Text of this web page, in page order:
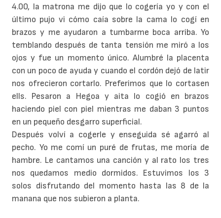
4.00, la matrona me dijo que lo cogería yo y con el
último pujo vi cómo caía sobre la cama lo cogí en
brazos y me ayudaron a tumbarme boca arriba. Yo
temblando después de tanta tensión me miró a los
ojos y fue un momento único. Alumbré la placenta
con un poco de ayuda y cuando el cordón dejó de latir
nos ofrecieron cortarlo. Preferimos que lo cortasen
ells. Pesaron a Hegoa y aita lo cogió en brazos
haciendo piel con piel mientras me daban 3 puntos
en un pequeño desgarro superficial.
Después volví a cogerle y enseguida sé agarró al
pecho. Yo me comí un puré de frutas, me moría de
hambre. Le cantamos una canción y al rato los tres
nos quedamos medio dormidos. Estuvimos los 3
solos disfrutando del momento hasta las 8 de la
manana que nos subieron a planta.